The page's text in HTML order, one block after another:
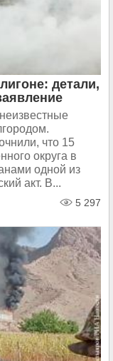
детали,
что 15
округа в
одной из
акт. В...
5 297